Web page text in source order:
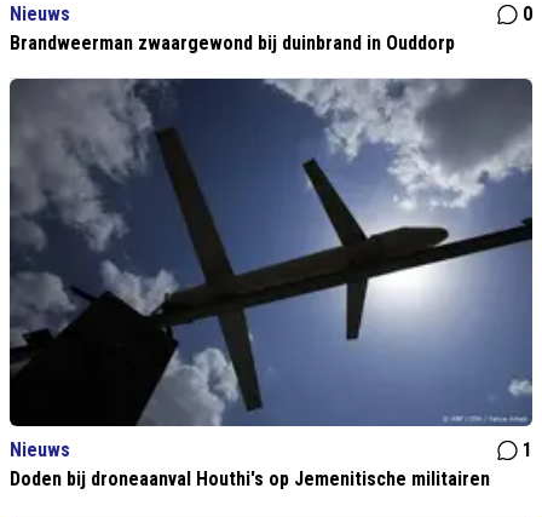
Nieuws
0
Brandweerman zwaargewond bij duinbrand in Ouddorp
Nieuws
1
Doden bij droneaanval Houthi's op Jemenitische militairen